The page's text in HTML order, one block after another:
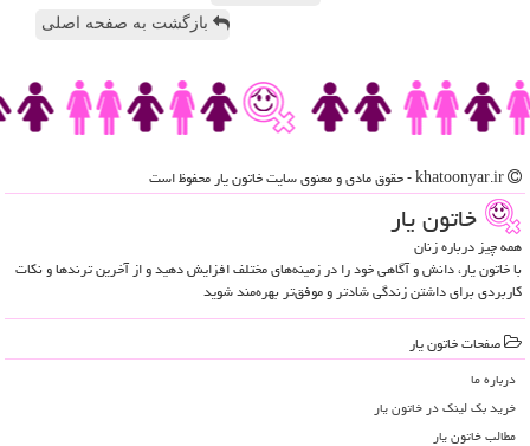
بازگشت به صفحه اصلی
خاتون یار
همه چیز درباره زنان
با خاتون یار، دانش و آگاهی خود را در زمینه‌های مختلف افزایش دهید و از آخرین ترندها و نکات
کاربردی برای داشتن زندگی شادتر و موفق‌تر بهره‌مند شوید
صفحات خاتون یار
درباره ما
خرید بک لینک در خاتون یار
مطالب خاتون یار